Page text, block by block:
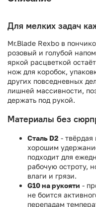
Для мелких задач
Mr.Blade Rexbo в
розовый и голубой
яркой расцветкой
нож для коробок,
других повседневных
лишней массивности,
держать под рукой.
Материалы без
Сталь D2 - твёрдая
хорошим
подходит для
рабочую остроту,
влаги и грязи.
G10 на рукояти -
не боится
перепадам